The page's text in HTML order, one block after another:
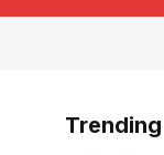
Trending